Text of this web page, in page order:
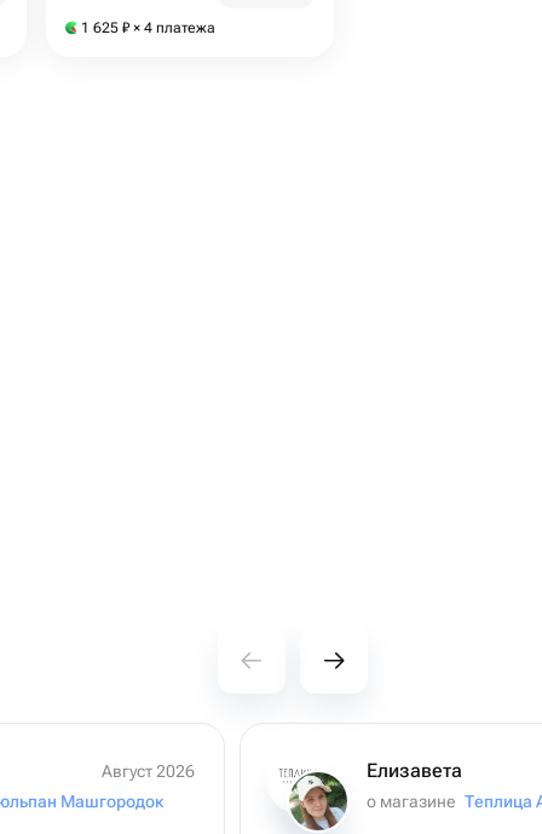
1 625 ₽ × 4 платежа
Август 2026
Машгородок
Елизавета
о магазине Теплица